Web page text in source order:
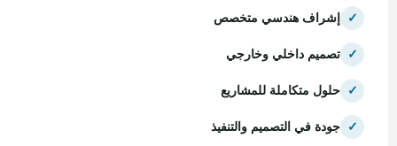
✓ إشراف هندسي متخصص
✓ تصميم داخلي وخارجي
✓ حلول متكاملة للمشاريع
✓ جودة في التصميم والتنفيذ